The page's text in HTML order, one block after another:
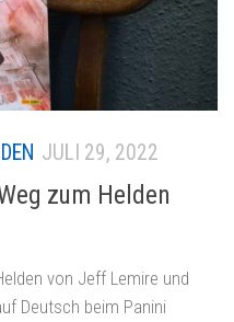
JULI 29, 2022
zum Helden
von Jeff Lemire und
Deutsch beim Panini